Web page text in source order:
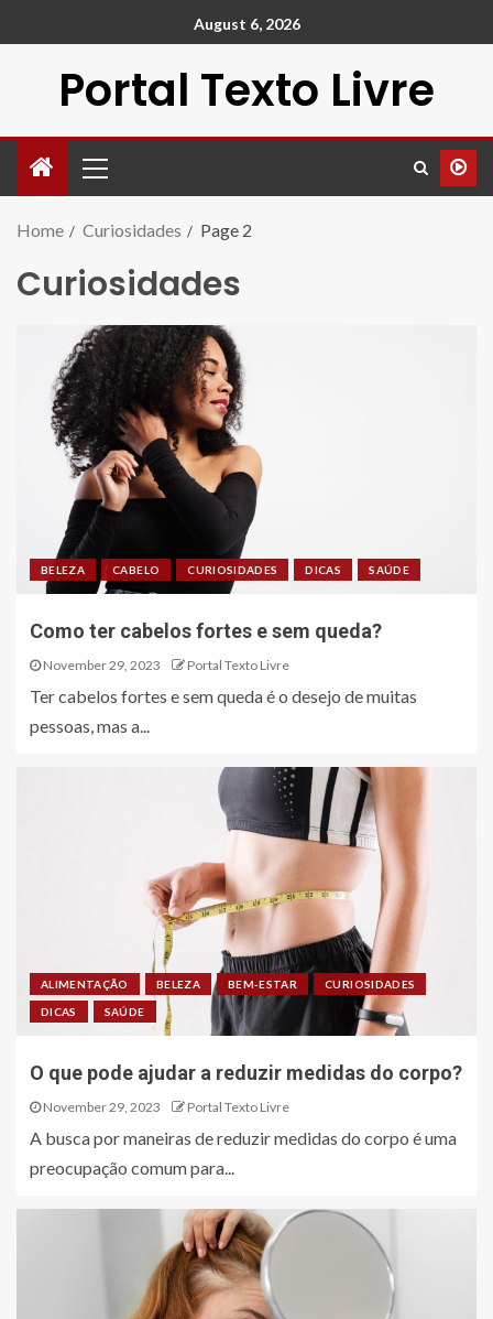
August 6, 2026
Portal Texto Livre
Home Curiosidades Page 2
Curiosidades
BELEZA CABELO CURIOSIDADES DICAS SAÚDE
Como ter cabelos fortes e sem queda?
November 29, 2023 Portal Texto Livre
Ter cabelos fortes e sem queda é o desejo de muitas
pessoas, mas a...
ALIMENTAÇÃO BELEZA BEM-ESTAR CURIOSIDADES
DICAS SAÚDE
O que pode ajudar a reduzir medidas do corpo?
November 29, 2023 Portal Texto Livre
A busca por maneiras de reduzir medidas do corpo é uma
preocupação comum para...